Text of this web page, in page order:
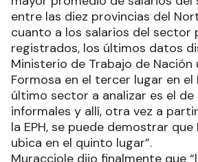
entre las diez provincias del
cuanto a los salarios del sector
registrados, los últimos datos
Ministerio de Trabajo de Nación
Formosa en el tercer lugar en el
último sector a analizar es el
informales y allí, otra vez a
la EPH, se puede demostrar que
ubica en el quinto lugar”.